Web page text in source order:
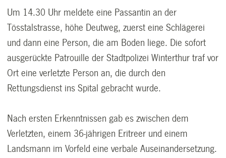
Um 14.30 Uhr meldete eine Passantin an der
Tösstalstrasse, höhe Deutweg, zuerst eine Schlägerei
und dann eine Person, die am Boden liege. Die sofort
ausgerückte Patrouille der Stadtpolizei Winterthur traf vor
Ort eine verletzte Person an, die durch den
Rettungsdienst ins Spital gebracht wurde.
Nach ersten Erkenntnissen gab es zwischen dem
Verletzten, einem 36-jährigen Eritreer und einem
Landsmann im Vorfeld eine verbale Auseinandersetzung.